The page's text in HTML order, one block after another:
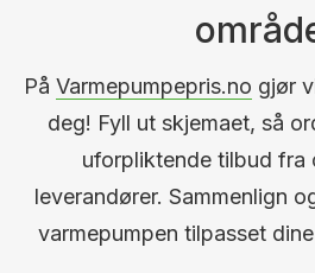
På Varmepumpepris.no gjør
deg! Fyll ut skjemaet, så
uforpliktende tilbud fra
leverandører. Sammenlign
varmepumpen tilpasset